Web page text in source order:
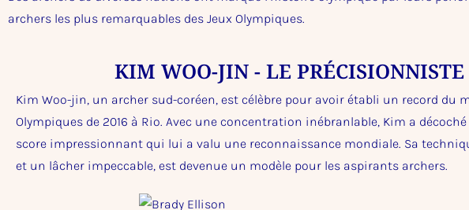
archers les plus remarquables des Jeux Olympiques.
KIM WOO-JIN - LE PRÉCISIONNISTE
Kim Woo-jin, un archer sud-coréen, est célèbre pour avoir établi un record du
Olympiques de 2016 à Rio. Avec une concentration inébranlable, Kim a
score impressionnant qui lui a valu une reconnaissance mondiale. Sa
et un lâcher impeccable, est devenue un modèle pour les aspirants archers.